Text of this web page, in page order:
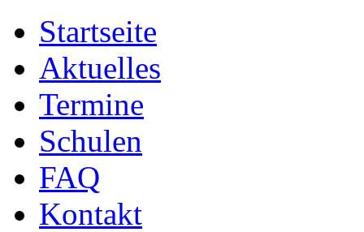
Startseite
Aktuelles
Termine
Schulen
FAQ
Kontakt